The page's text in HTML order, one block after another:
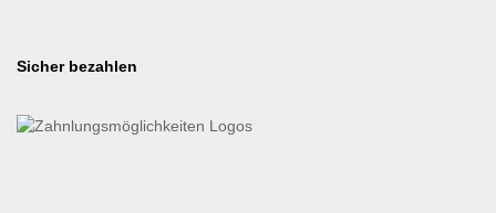
Sicher bezahlen